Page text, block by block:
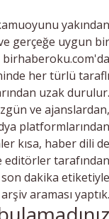
yakından
gerçeğe uygun bir
birhaberoku.com'da
her türlü taraflı
uzak durulur.
ve ajanslardan,
platformlarından
kısa, haber dili de
editörler tarafından
son dakika etiketiyle
araması yaptık.